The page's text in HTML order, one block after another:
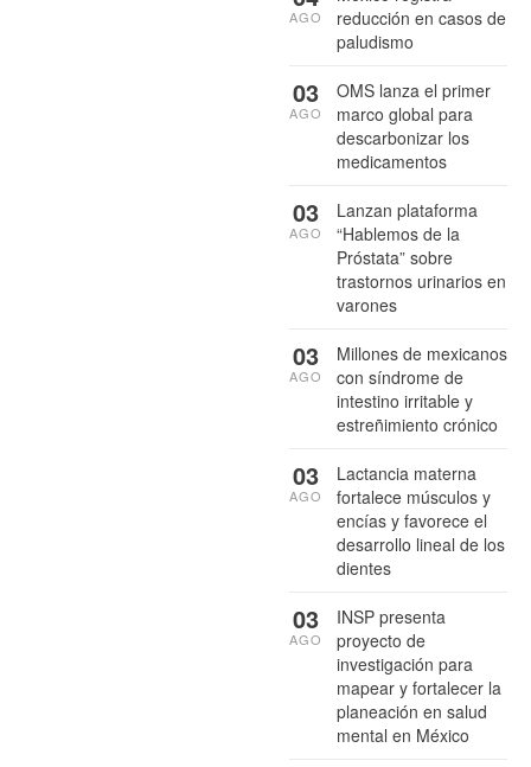
reducción en casos de
paludismo
AGO
OMS lanza el primer
marco global para
descarbonizar los
medicamentos
03
AGO
Lanzan plataforma
“Hablemos de la
Próstata” sobre
trastornos urinarios en
varones
03
AGO
Millones de mexicanos
con síndrome de
intestino irritable y
estreñimiento crónico
03
AGO
Lactancia materna
fortalece músculos y
encías y favorece el
desarrollo lineal de los
dientes
03
AGO
INSP presenta
proyecto de
investigación para
mapear y fortalecer la
planeación en salud
mental en México
03
AGO